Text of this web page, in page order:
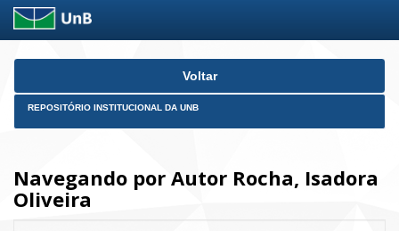
Skip
Voltar
REPOSITÓRIO INSTITUCIONAL DA UNB
Navegando por Autor Rocha, Isadora
Oliveira